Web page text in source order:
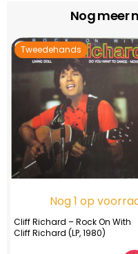
Nog meer
Tweedehands
Nog 1 op
Cliff Richard – Rock On With
Cliff Richard (LP, 1980)